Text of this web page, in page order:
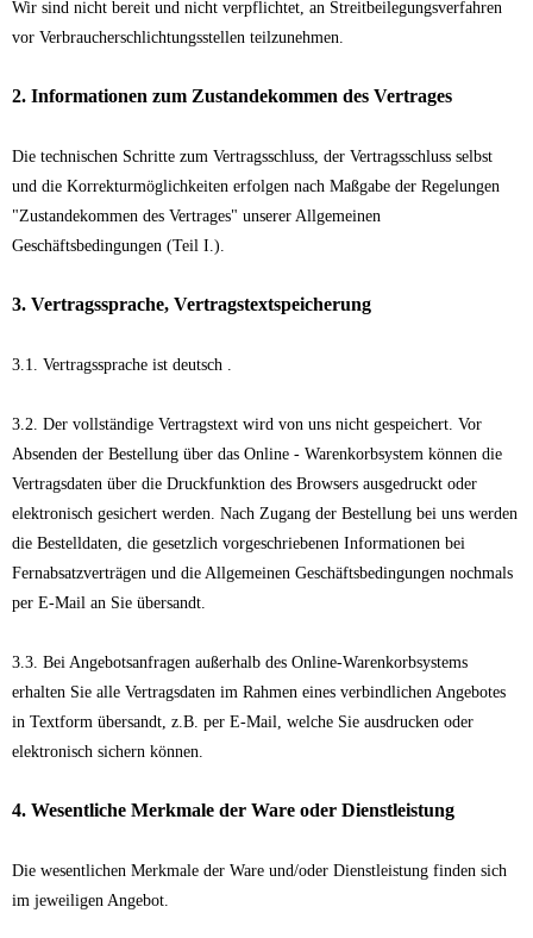
Wir sind nicht bereit und nicht verpflichtet, an Streitbeilegungsverfahren
vor Verbraucherschlichtungsstellen teilzunehmen.
2. Informationen zum Zustandekommen des Vertrages
Die technischen Schritte zum Vertragsschluss, der Vertragsschluss selbst
und die Korrekturmöglichkeiten erfolgen nach Maßgabe der Regelungen
"Zustandekommen des Vertrages" unserer Allgemeinen
Geschäftsbedingungen (Teil I.).
3. Vertragssprache, Vertragstextspeicherung
3.1. Vertragssprache ist deutsch .
3.2. Der vollständige Vertragstext wird von uns nicht gespeichert. Vor
Absenden der Bestellung über das Online - Warenkorbsystem können die
Vertragsdaten über die Druckfunktion des Browsers ausgedruckt oder
elektronisch gesichert werden. Nach Zugang der Bestellung bei uns werden
die Bestelldaten, die gesetzlich vorgeschriebenen Informationen bei
Fernabsatzverträgen und die Allgemeinen Geschäftsbedingungen nochmals
per E-Mail an Sie übersandt.
3.3. Bei Angebotsanfragen außerhalb des Online-Warenkorbsystems
erhalten Sie alle Vertragsdaten im Rahmen eines verbindlichen Angebotes
in Textform übersandt, z.B. per E-Mail, welche Sie ausdrucken oder
elektronisch sichern können.
4. Wesentliche Merkmale der Ware oder Dienstleistung
Die wesentlichen Merkmale der Ware und/oder Dienstleistung finden sich
im jeweiligen Angebot.